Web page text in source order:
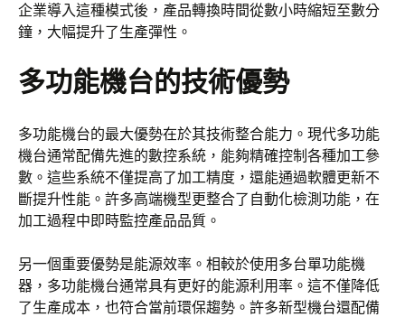
企業導入這種模式後，產品轉換時間從數小時縮短至數分
鐘，大幅提升了生產彈性。
多功能機台的技術優勢
多功能機台的最大優勢在於其技術整合能力。現代多功能
機台通常配備先進的數控系統，能夠精確控制各種加工參
數。這些系統不僅提高了加工精度，還能通過軟體更新不
斷提升性能。許多高端機型更整合了自動化檢測功能，在
加工過程中即時監控產品品質。
另一個重要優勢是能源效率。相較於使用多台單功能機
器，多功能機台通常具有更好的能源利用率。這不僅降低
了生產成本，也符合當前環保趨勢。許多新型機台還配備